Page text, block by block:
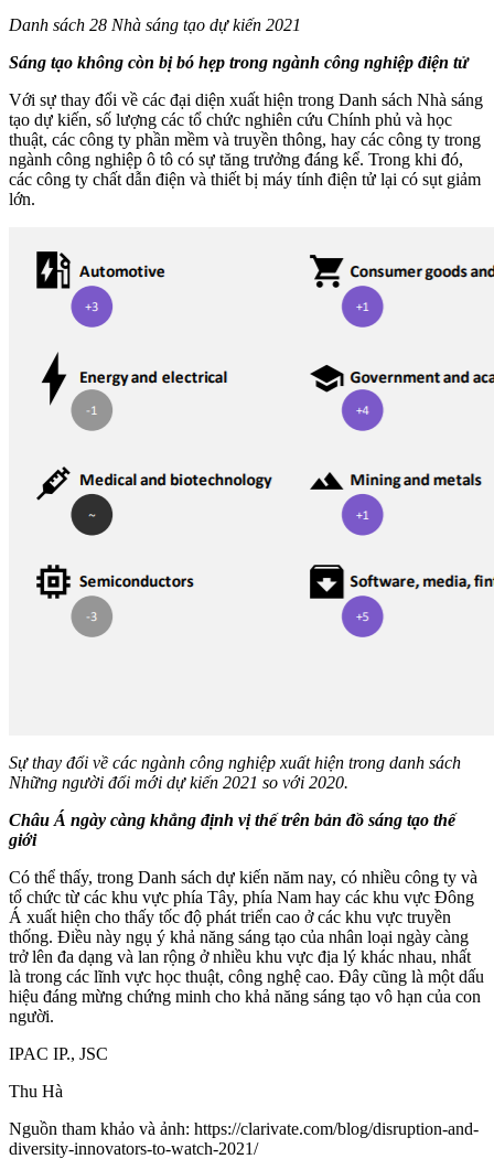
Danh sách 28 Nhà sáng tạo dự kiến 2021
Sáng tạo không còn bị bó hẹp trong ngành công nghiệp điện tử
Với sự thay đổi về các đại diện xuất hiện trong Danh sách Nhà sáng
tạo dự kiến, số lượng các tổ chức nghiên cứu Chính phủ và học
thuật, các công ty phần mềm và truyền thông, hay các công ty trong
ngành công nghiệp ô tô có sự tăng trưởng đáng kể. Trong khi đó,
các công ty chất dẫn điện và thiết bị máy tính điện tử lại có sụt giảm
lớn.
Sự thay đổi về các ngành công nghiệp xuất hiện trong danh sách
Những người đổi mới dự kiến 2021 so với 2020.
Châu Á ngày càng khẳng định vị thế trên bản đồ sáng tạo thế
giới
Có thể thấy, trong Danh sách dự kiến năm nay, có nhiều công ty và
tổ chức từ các khu vực phía Tây, phía Nam hay các khu vực Đông
Á xuất hiện cho thấy tốc độ phát triển cao ở các khu vực truyền
thống. Điều này ngụ ý khả năng sáng tạo của nhân loại ngày càng
trở lên đa dạng và lan rộng ở nhiều khu vực địa lý khác nhau, nhất
là trong các lĩnh vực học thuật, công nghệ cao. Đây cũng là một dấu
hiệu đáng mừng chứng minh cho khả năng sáng tạo vô hạn của con
người.
IPAC IP., JSC
Thu Hà
Nguồn tham khảo và ảnh: https://clarivate.com/blog/disruption-and-
diversity-innovators-to-watch-2021/